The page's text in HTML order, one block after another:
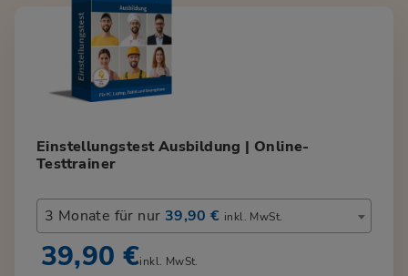
Einstellungstest Ausbildung | Online-
Testtrainer
3 Monate für nur 39,90 € inkl. MwSt.
39,90 €inkl. MwSt.